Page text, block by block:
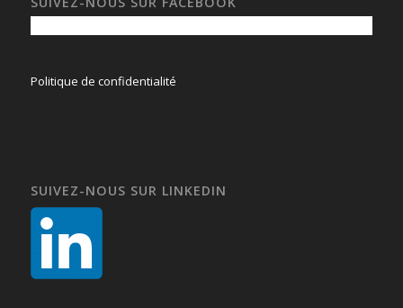
Politique de confidentialité
SUIVEZ-NOUS SUR LINKEDIN